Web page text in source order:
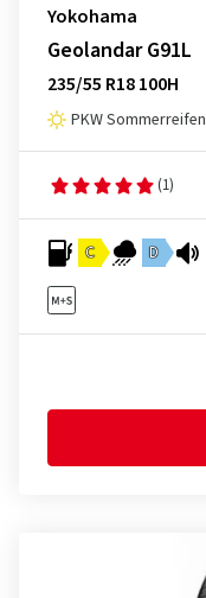
Yokohama
Geolandar G91L
235/55 R18 100H
PKW Sommerreifen
(1)
C D